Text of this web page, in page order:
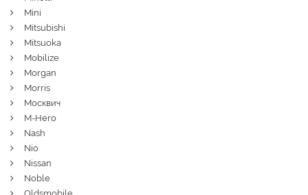
Mini
Mitsubishi
Mitsuoka
Mobilize
Morgan
Morris
Москвич
M-Hero
Nash
Nio
Nissan
Noble